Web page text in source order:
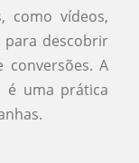
como vídeos,
para descobrir
conversões. A
é uma prática